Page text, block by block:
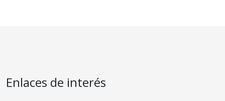
Enlaces de interés